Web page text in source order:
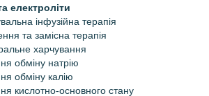
електроліти
інфузійна терапія
та замісна терапія
харчування
обміну натрію
обміну калію
кислотно-основного стану